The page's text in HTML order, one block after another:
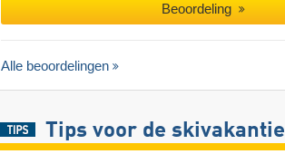
Beoordeling
Alle beoordelingen
Tips voor de skivakantie